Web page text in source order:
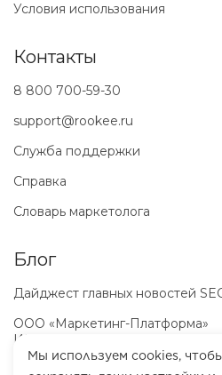
Мы используем cookies,
Блог
Дайджест главных новостей
ООО «Маркетинг-Платформа»
ИНН
ОГРН 1257100003863
Условия использования
Контакты
8 800 700-59-30
support@rookee.ru
Служба поддержки
Справка
Словарь маркетолога